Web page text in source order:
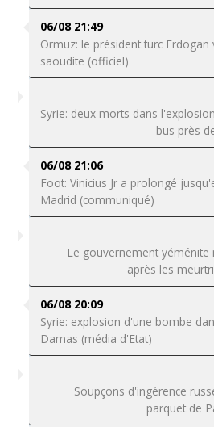
06/08 21:49
Ormuz: le président turc Erdogan
saoudite (officiel)
Syrie: deux morts dans
bus près
06/08 21:06
Foot: Vinicius Jr a prolongé
Madrid (communiqué)
Le gouvernement yéménite
après les
06/08 20:09
Syrie: explosion d'une bombe
Damas (média d'Etat)
Soupçons d'ingérence
parquet de